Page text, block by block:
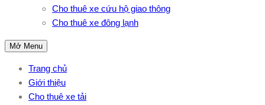
Cho thuê xe cứu hộ giao thông
Cho thuê xe đông lạnh
Mở Menu
Trang chủ
Giới thiệu
Cho thuê xe tải